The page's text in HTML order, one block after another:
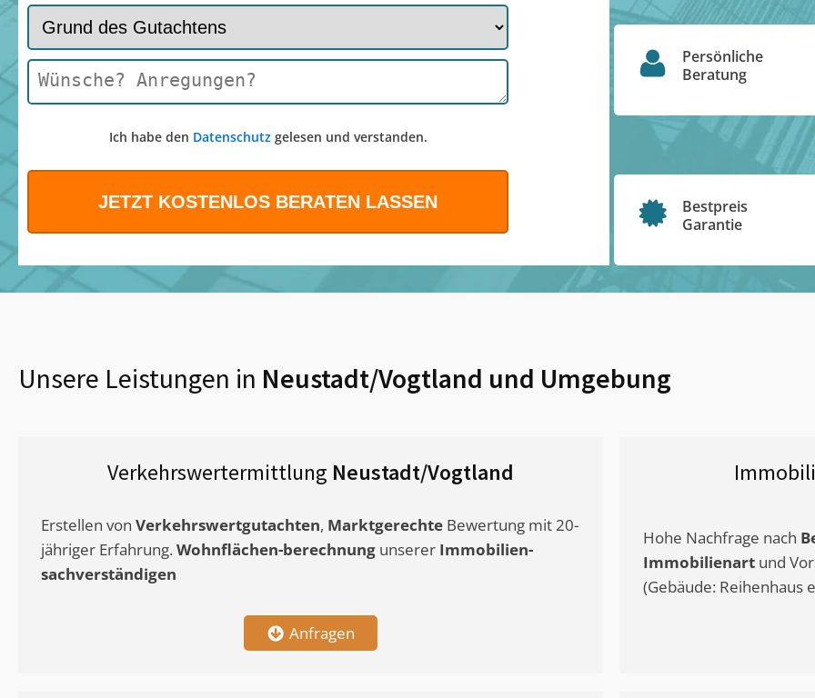
Ich habe den Datenschutzgelesen und verstanden.
Persönliche
Beratung
Bestpreis
Garantie
Unsere Leistungen in Neustadt/Vogtland und Umgebung
Verkehrswertermittlung Neustadt/Vogtland
Erstellen von Verkehrswertgutachten, Marktgerechte Bewertung mit 20-
jähriger Erfahrung. Wohnflächen-berechnung unserer Immobilien-
sachverständigen
Anfragen
Hohe Nachfrage nach
Immobilienart und
(Gebäude: Reihenhaus